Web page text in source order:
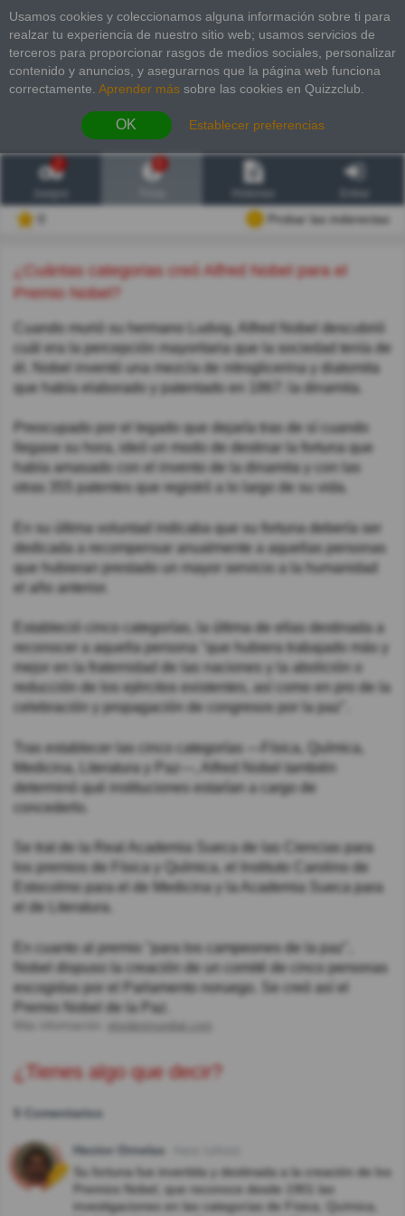
Usamos cookies y coleccionamos alguna información sobre ti para
realzar tu experiencia de nuestro sitio web; usamos servicios de
terceros para proporcionar rasgos de medios sociales, personalizar
contenido y anuncios, y asegurarnos que la página web funciona
correctamente. Aprender más sobre las cookies en Quizzclub.
OK Establecer preferencias
2
Probar las inderectas
¿Cuántas categorias creó Alfred Nobel para el
Premio Nobel?
Cuando murió su hermano Ludvig, Alfred Nobel descubrió
cuál era la percepción mayoritaria que la sociedad tenía de
él. Nobel inventó una mezcla de nitroglicerina y diatomita
que había elaborado y patentado en 1867: la dinamita.
Preocupado por el legado que dejaría tras de sí cuando
llegase su hora, ideó un modo de destinar la fortuna que
había amasado con el invento de la dinamita y con las
otras 355 patentes que registró a lo largo de su vida.
En su última voluntad indicaba que su fortuna debería ser
dedicada a recompensar anualmente a aquellas personas
que hubieran prestado un mayor servicio a la humanidad
el año anterior.
Estableció cinco categorías, la última de ellas destinada a
reconocer a aquella persona "que hubiera trabajado más y
mejor en la fraternidad de las naciones y la abolición o
reducción de los ejércitos existentes, así como en pro de la
celebración y propagación de congresos por la paz".
Tras establecer las cinco categorías —Física, Química,
Medicina, Literatura y Paz—, Alfred Nobel también
determinó qué instituciones estarían a cargo de
concederlo.
Se trat de la Real Academia Sueca de las Ciencias para
los premios de Física y Química, el Instituto Carolino de
Estocolmo para el de Medicina y la Academia Sueca para
el de Literatura.
En cuanto al premio "para los campeones de la paz",
Nobel dispuso la creación de un comité de cinco personas
escogidas por el Parlamento noruego. Se creó así el
Premio Nobel de la Paz.
elordenmundial.com
¿Tienes algo que decir?
5 Comentarios
Hector Ornelas
Su fortuna fue invertida y destinada a la creación de los
Premios Nobel, que reconoce desde 1901 las
investigaciones en las categorías de Física, Química,